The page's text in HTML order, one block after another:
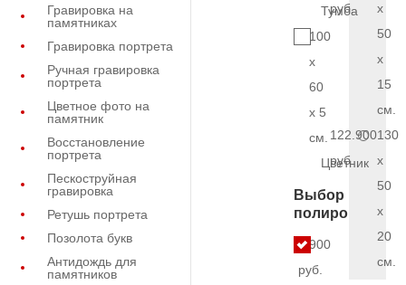
Гравировка на
памятниках
Гравировка портрета
Ручная гравировка
портрета
Цветное фото на
памятник
Восстановление
портрета
Пескоструйная
гравировка
Ретушь портрета
Позолота букв
Антидождь для
памятников
Тумба
100
x
60
x 5
см.
Цветник
Выбор
полировки
6.900
руб.
руб.
x
50
x
15
см.
122.900
руб.
130
x
50
x
20
см.